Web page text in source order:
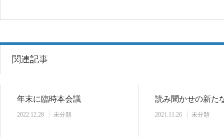
関連記事
年末に臨時本会議
2022.12.28 未分類
読み聞かせの新た
2021.11.26 未分類